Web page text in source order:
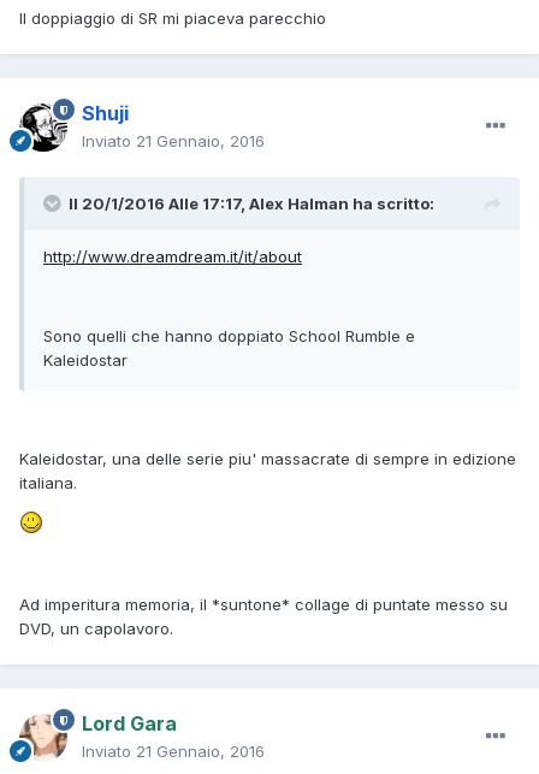
Il doppiaggio di SR mi piaceva parecchio
Shuji
Inviato 21 Gennaio, 2016
Il 20/1/2016 Alle 17:17, Alex Halman ha scritto:
http://www.dreamdream.it/it/about
Sono quelli che hanno doppiato School Rumble e
Kaleidostar
Kaleidostar, una delle serie piu' massacrate di sempre in edizione
italiana.
Ad imperitura memoria, il *suntone* collage di puntate messo su
DVD, un capolavoro.
Lord Gara
Inviato 21 Gennaio, 2016